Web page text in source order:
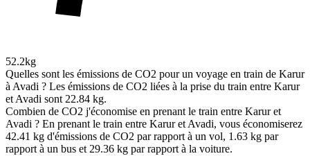
52.2kg
Quelles sont les émissions de CO2 pour un voyage en train de Karur
à Avadi ? Les émissions de CO2 liées à la prise du train entre Karur
et Avadi sont 22.84 kg.
Combien de CO2 j'économise en prenant le train entre Karur et
Avadi ? En prenant le train entre Karur et Avadi, vous économiserez
42.41 kg d'émissions de CO2 par rapport à un vol, 1.63 kg par
rapport à un bus et 29.36 kg par rapport à la voiture.